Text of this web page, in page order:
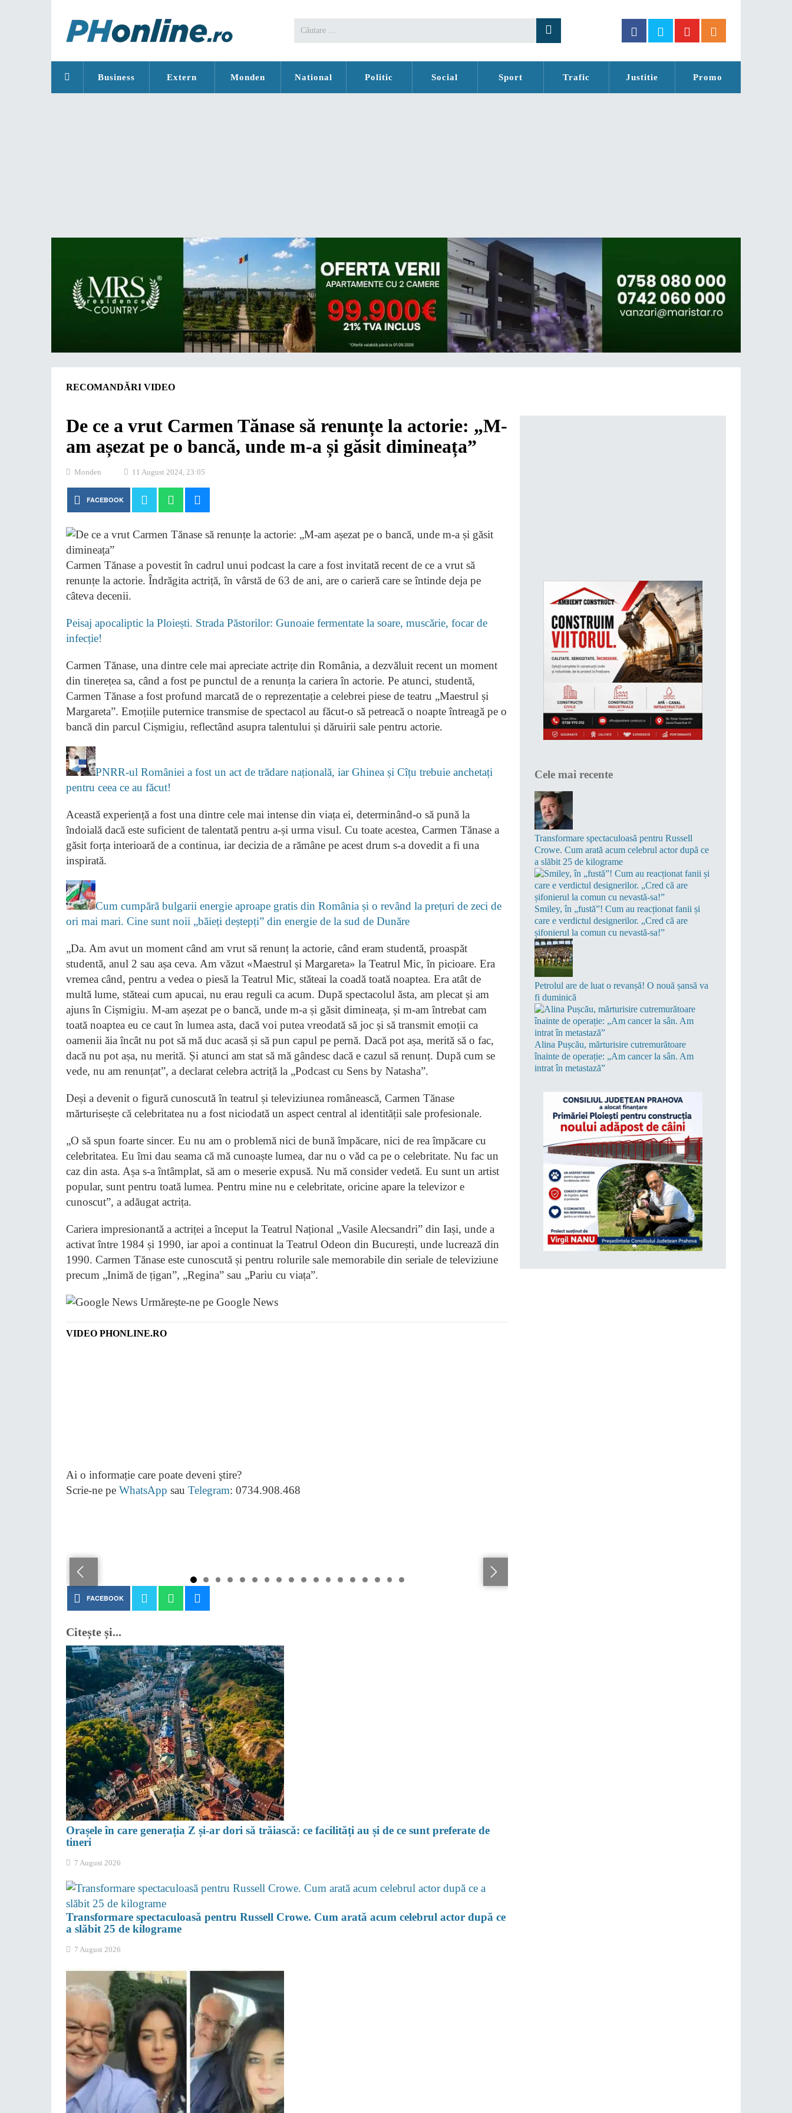
Business Extern Monden National Politic Social Sport Trafic Justitie Promo
RECOMANDĂRI VIDEO
De ce a vrut Carmen Tănase să renunțe la actorie: „M-
am așezat pe o bancă, unde m-a și găsit dimineața”
Monden 11 August 2024, 23:05
FACEBOOK
Carmen Tănase a povestit în cadrul unui podcast la care a fost invitată recent de ce a vrut să
renunțe la actorie. Îndrăgita actriță, în vârstă de 63 de ani, are o carieră care se întinde deja pe
câteva decenii.
Peisaj apocaliptic la Ploiești. Strada Păstorilor: Gunoaie fermentate la soare, muscărie, focar de
infecție!
Carmen Tănase, una dintre cele mai apreciate actrițe din România, a dezvăluit recent un moment
din tinerețea sa, când a fost pe punctul de a renunța la cariera în actorie. Pe atunci, studentă,
Carmen Tănase a fost profund marcată de o reprezentație a celebrei piese de teatru „Maestrul și
Margareta”. Emoțiile puternice transmise de spectacol au făcut-o să petreacă o noapte întreagă pe o
bancă din parcul Cișmigiu, reflectând asupra talentului și dăruirii sale pentru actorie.
PNRR-ul României a fost un act de trădare națională, iar Ghinea și Cîțu trebuie anchetați
pentru ceea ce au făcut!
Această experiență a fost una dintre cele mai intense din viața ei, determinând-o să pună la
îndoială dacă este suficient de talentată pentru a-și urma visul. Cu toate acestea, Carmen Tănase a
găsit forța interioară de a continua, iar decizia de a rămâne pe acest drum s-a dovedit a fi una
inspirată.
Cum cumpără bulgarii energie aproape gratis din România și o revând la prețuri de zeci de
ori mai mari. Cine sunt noii „băieți deștepți” din energie de la sud de Dunăre
„Da. Am avut un moment când am vrut să renunț la actorie, când eram studentă, proaspăt
studentă, anul 2 sau așa ceva. Am văzut «Maestrul și Margareta» la Teatrul Mic, în picioare. Era
vremea când, pentru a vedea o piesă la Teatrul Mic, stăteai la coadă toată noaptea. Era atât de
multă lume, stăteai cum apucai, nu erau reguli ca acum. După spectacolul ăsta, am plecat și am
ajuns în Cișmigiu. M-am așezat pe o bancă, unde m-a și găsit dimineața, și m-am întrebat cam
toată noaptea eu ce caut în lumea asta, dacă voi putea vreodată să joc și să transmit emoții ca
oamenii ăia încât nu pot să mă duc acasă și să pun capul pe pernă. Dacă pot așa, merită să o fac,
dacă nu pot așa, nu merită. Și atunci am stat să mă gândesc dacă e cazul să renunț. După cum se
vede, nu am renunțat”, a declarat celebra actriță la „Podcast cu Sens by Natasha”.
Deși a devenit o figură cunoscută în teatrul și televiziunea românească, Carmen Tănase
mărturisește că celebritatea nu a fost niciodată un aspect central al identității sale profesionale.
„O să spun foarte sincer. Eu nu am o problemă nici de bună împăcare, nici de rea împăcare cu
celebritatea. Eu îmi dau seama că mă cunoaște lumea, dar nu o văd ca pe o celebritate. Nu fac un
caz din asta. Așa s-a întâmplat, să am o meserie expusă. Nu mă consider vedetă. Eu sunt un artist
popular, sunt pentru toată lumea. Pentru mine nu e celebritate, oricine apare la televizor e
cunoscut”, a adăugat actrița.
Cariera impresionantă a actriței a început la Teatrul Național „Vasile Alecsandri” din Iași, unde a
activat între 1984 și 1990, iar apoi a continuat la Teatrul Odeon din București, unde lucrează din
1990. Carmen Tănase este cunoscută și pentru rolurile sale memorabile din seriale de televiziune
precum „Inimă de țigan”, „Regina” sau „Pariu cu viața”.
Urmărește-ne pe Google News
VIDEO PHONLINE.RO
Ai o informație care poate deveni ştire?
Scrie-ne pe WhatsApp sau Telegram: 0734.908.468
FACEBOOK
Citește și...
Orașele în care generația Z și-ar dori să trăiască: ce facilități au și de ce sunt preferate de
tineri
7 August 2026
Transformare spectaculoasă pentru Russell Crowe. Cum arată acum celebrul actor după ce
a slăbit 25 de kilograme
7 August 2026
Cele mai recente
Transformare spectaculoasă pentru Russell
Crowe. Cum arată acum celebrul actor după ce
a slăbit 25 de kilograme
Smiley, în „fustă”! Cum au reacționat fanii și
care e verdictul designerilor. „Cred că are
șifonierul la comun cu nevastă-sa!”
Petrolul are de luat o revanșă! O nouă șansă va
fi duminică
Alina Pușcău, mărturisire cutremurătoare
înainte de operație: „Am cancer la sân. Am
intrat în metastază”